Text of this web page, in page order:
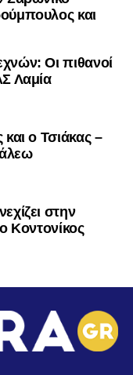
και
Οι πιθανοί
Λαμία
ο Τσιάκας –
στην
Κοντονίκος